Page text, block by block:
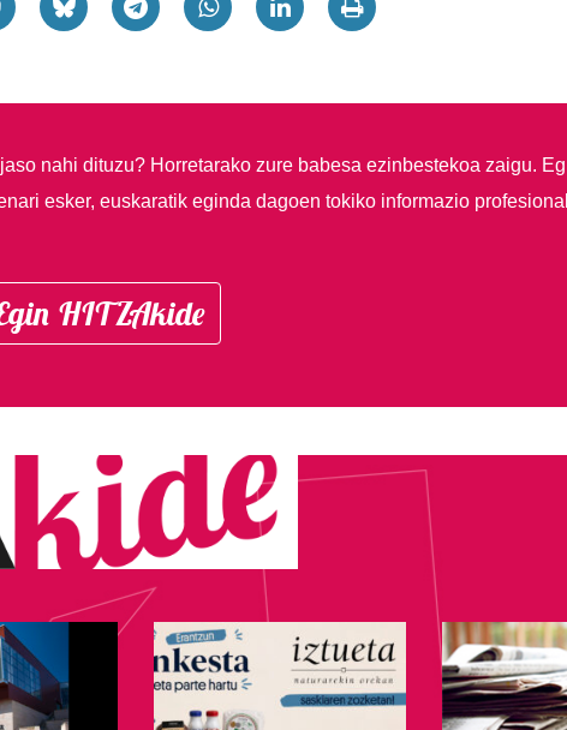
nahi dituzu? Horretarako zure babesa ezinbestekoa zaigu.
esker, euskaratik eginda dagoen tokiko informazio
HITZAkide